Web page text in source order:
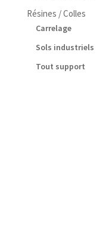
Résines / Colles
Carrelage
Sols industriels
Tout support